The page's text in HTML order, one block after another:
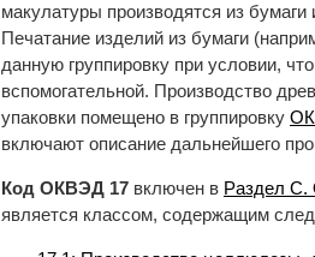
макулатуры производятся из
Печатание изделий из бумаги
данную группировку при условии,
вспомогательной. Производство
упаковки помещено в группировку
включают описание дальнейшего
Код ОКВЭД 17 включен в Раздел C.
является классом, содержащим